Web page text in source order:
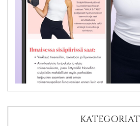
KATEGORIAT